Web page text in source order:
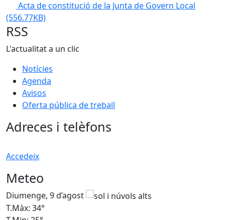
Acta de constitució de la Junta de Govern Local
(556.77KB)
RSS
L'actualitat a un clic
Notícies
Agenda
Avisos
Oferta pública de treball
Adreces i telèfons
Accedeix
Meteo
Diumenge, 9 d’agost
T.Màx: 34°